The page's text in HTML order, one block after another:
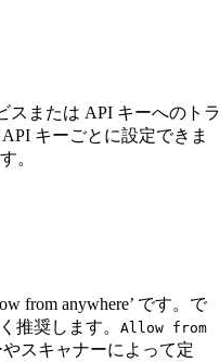
スまたは API キーへのトラ
キーごとに設定できま
。
from anywhere’ です。で
推奨します。 Allow from
スキャナーによって定